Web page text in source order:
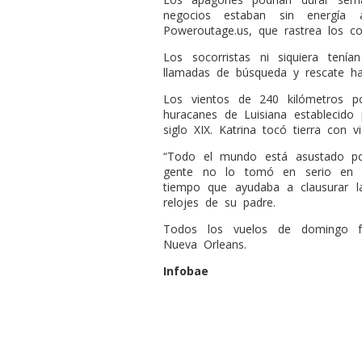
negocios estaban sin
Poweroutage.us, que rastrea los
Los socorristas ni siquiera
llamadas de búsqueda y rescate
Los vientos de 240 kilómetros
huracanes de Luisiana
siglo XIX. Katrina tocó tierra con
“Todo el mundo está asustado
gente no lo tomó en serio en
tiempo que ayudaba a clausurar
relojes de su padre.
Todos los vuelos de domingo
Nueva Orleans.
Infobae